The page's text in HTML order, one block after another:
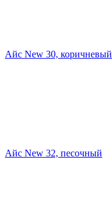
Айс New 30, коричневый
Айс New 32, песочный